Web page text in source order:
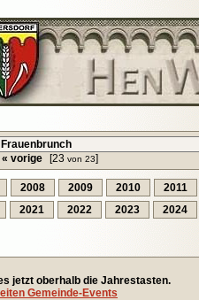
« vorige [23 von 23]
2008 2009 2010
2011
2021 2022 2023
2024
jetzt oberhalb die Jahrestasten.
Gemeinde-Events